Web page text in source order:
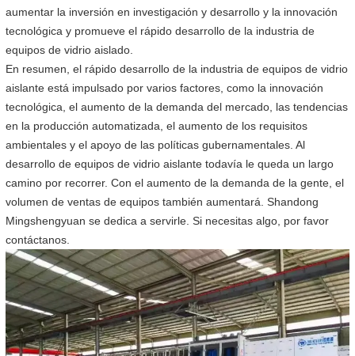
aumentar la inversión en investigación y desarrollo y la innovación
tecnológica y promueve el rápido desarrollo de la industria de
equipos de vidrio aislado.
En resumen, el rápido desarrollo de la industria de equipos de vidrio
aislante está impulsado por varios factores, como la innovación
tecnológica, el aumento de la demanda del mercado, las tendencias
en la producción automatizada, el aumento de los requisitos
ambientales y el apoyo de las políticas gubernamentales. Al
desarrollo de equipos de vidrio aislante todavía le queda un largo
camino por recorrer. Con el aumento de la demanda de la gente, el
volumen de ventas de equipos también aumentará. Shandong
Mingshengyuan se dedica a servirle. Si necesitas algo, por favor
contáctanos.